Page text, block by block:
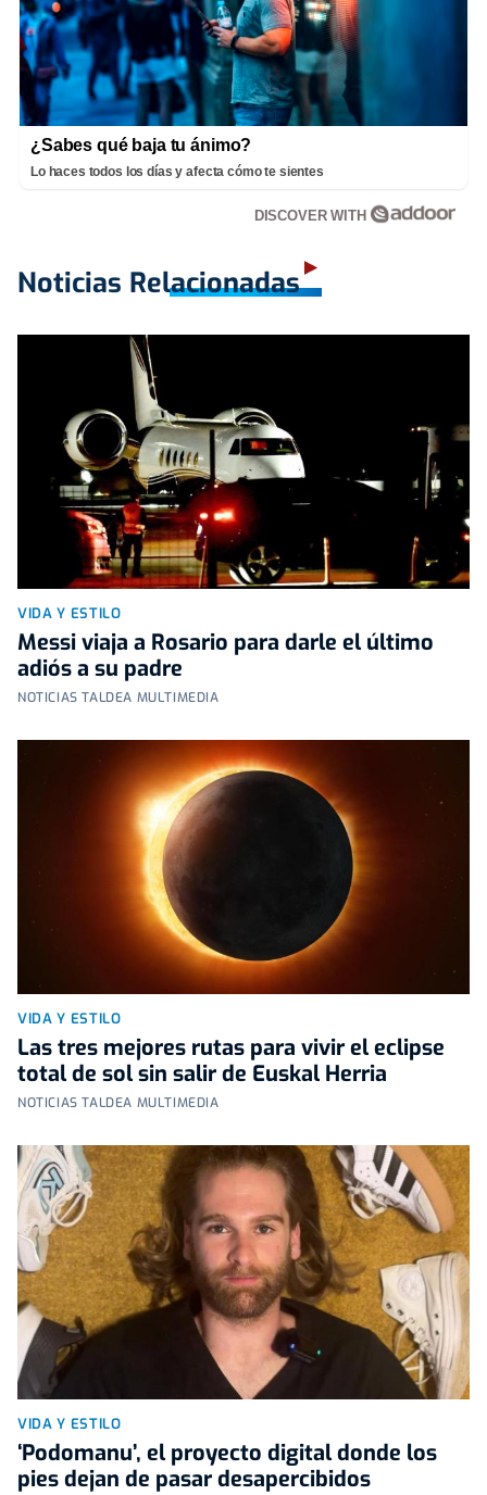
¿Sabes qué baja tu ánimo?
Lo haces todos los días y afecta cómo te sientes
DISCOVER WITH
Noticias Relacionadas
VIDA Y ESTILO
Messi viaja a Rosario para darle el último
adiós a su padre
NOTICIAS TALDEA MULTIMEDIA
VIDA Y ESTILO
Las tres mejores rutas para vivir el eclipse
total de sol sin salir de Euskal Herria
NOTICIAS TALDEA MULTIMEDIA
VIDA Y ESTILO
‘Podomanu’, el proyecto digital donde los
pies dejan de pasar desapercibidos